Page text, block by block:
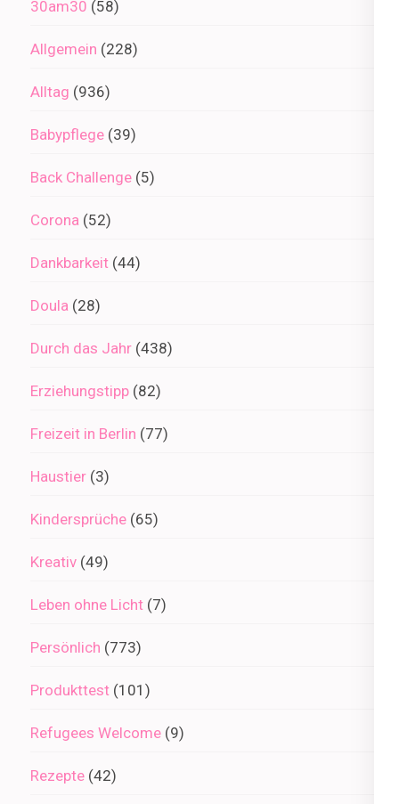
30am30 (58)
Allgemein (228)
Alltag (936)
Babypflege (39)
Back Challenge (5)
Corona (52)
Dankbarkeit (44)
Doula (28)
Durch das Jahr (438)
Erziehungstipp (82)
Freizeit in Berlin (77)
Haustier (3)
Kindersprüche (65)
Kreativ (49)
Leben ohne Licht (7)
Persönlich (773)
Produkttest (101)
Refugees Welcome (9)
Rezepte (42)